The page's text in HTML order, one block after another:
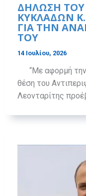
ΔΉΛΩΣΗ ΤΟΥ
ΚΥΚΛΆΔΩΝ
ΓΙΑ ΤΗΝ
ΤΟΥ
14 Ιουλίου, 2026
“Με αφορμή την
θέση του
Λεονταρίτης